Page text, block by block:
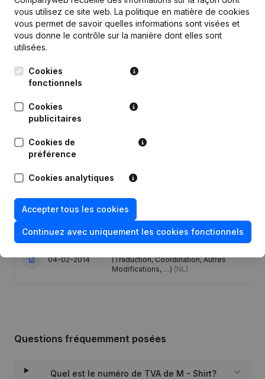
Publicationsde M - Shirt
Date Publication
02-06-2023
Autres Modifications, …) - Divers -
13-12-2017
Demissions - Nominations -
Demissions - Nominations(NL)
04-02-2014
(Traduction, Coordination, Autres
Modifications, …) (NL)
Questions fréquemment posées
Quel est le numéro de TVA de M - Shirt?
vous utilisez ce site web. La politique en matière de cookies
vous permet de savoir quelles informations sont visées et
vous donne le contrôle sur la manière dont elles sont
utilisées.
Cookies
fonctionnels
Cookies
publicitaires
Cookies de
préférence
Cookies analytiques
Accepter tous les cookies
Continuez avec uniquement les cookies fonctionnels